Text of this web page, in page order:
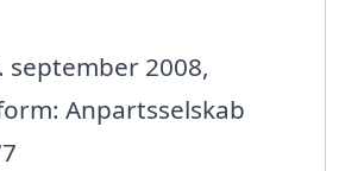
september 2008,
Anpartsselskab